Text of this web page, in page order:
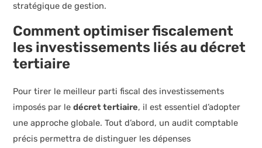
stratégique de gestion.
Comment optimiser fiscalement
les investissements liés au décret
tertiaire
Pour tirer le meilleur parti fiscal des investissements
imposés par ledécret tertiaire, il est essentiel d’adopter
une approche globale. Tout d’abord, un audit comptable
précis permettra de distinguer les dépenses